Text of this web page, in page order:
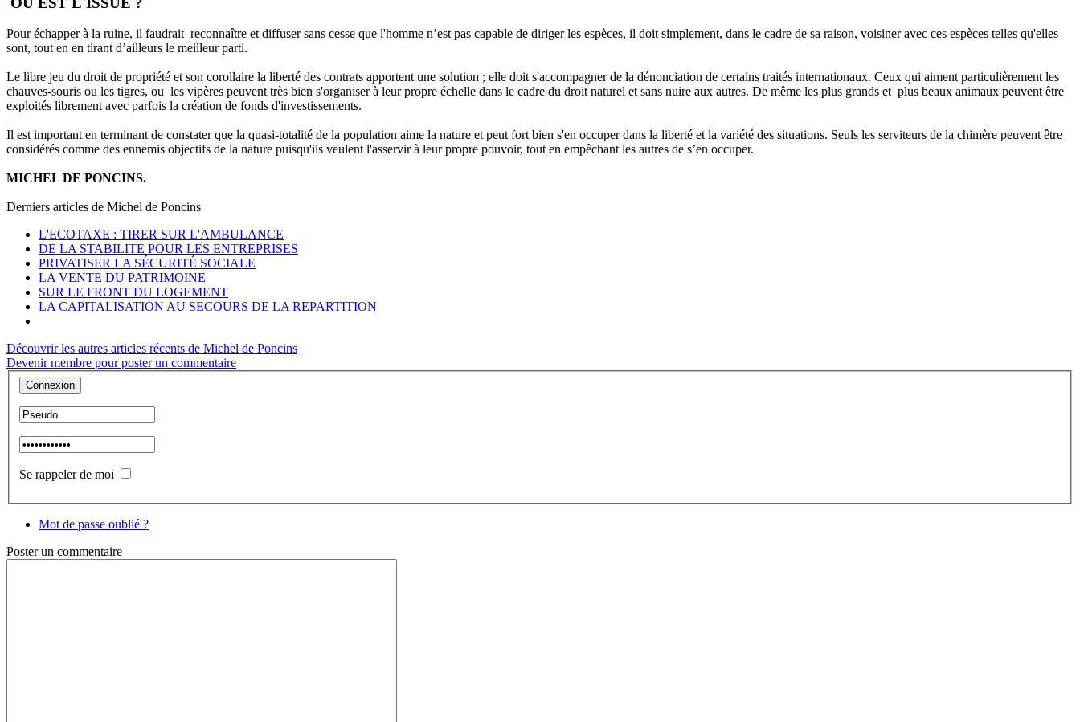
Pour échapper à la ruine, il faudrait reconnaître et diffuser sans cesse que l'homme n’est pas capable de diriger les espèces, il doit simplement, dans le cadre de sa raison, voisiner avec ces espèces telles qu'elles
sont, tout en en tirant d’ailleurs le meilleur parti.
Le libre jeu du droit de propriété et son corollaire la liberté des contrats apportent une solution ; elle doit s'accompagner de la dénonciation de certains traités internationaux. Ceux qui aiment particulièrement les
chauves-souris ou les tigres, ou les vipères peuvent très bien s'organiser à leur propre échelle dans le cadre du droit naturel et sans nuire aux autres. De même les plus grands et plus beaux animaux peuvent être
exploités librement avec parfois la création de fonds d'investissements.
Il est important en terminant de constater que la quasi-totalité de la population aime la nature et peut fort bien s'en occuper dans la liberté et la variété des situations. Seuls les serviteurs de la chimère peuvent être
considérés comme des ennemis objectifs de la nature puisqu'ils veulent l'asservir à leur propre pouvoir, tout en empêchant les autres de s’en occuper.
MICHEL DE PONCINS.
Derniers articles de Michel de Poncins
L'ECOTAXE : TIRER SUR L'AMBULANCE
DE LA STABILITE POUR LES ENTREPRISES
PRIVATISER LA SÉCURITÉ SOCIALE
LA VENTE DU PATRIMOINE
SUR LE FRONT DU LOGEMENT
LA CAPITALISATION AU SECOURS DE LA REPARTITION
Découvrir les autres articles récents de Michel de Poncins
Devenir membre pour poster un commentaire
Se rappeler de moi
Mot de passe oublié ?
Posterun commentaire